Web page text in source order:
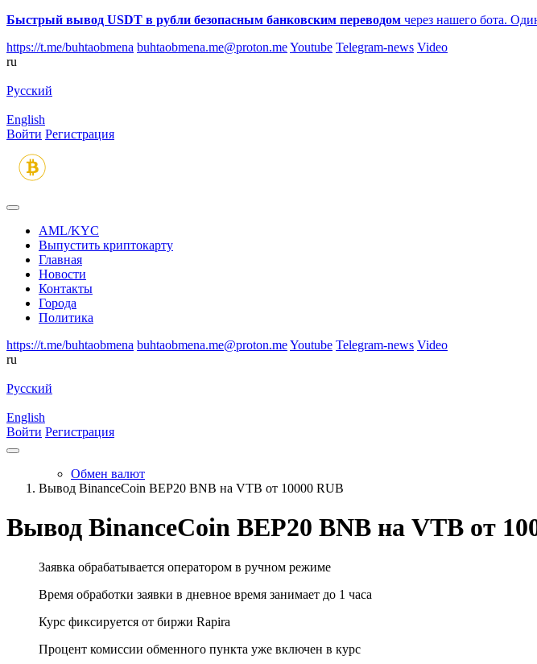
Быстрый вывод USDT в рубли безопасным банковским переводом через нашего бота.
https://t.me/buhtaobmena buhtaobmena.me@proton.meYoutube Telegram-news Video
ru
Русский
English
Войти Регистрация
AML/KYC
Выпустить криптокарту
Главная
Новости
Контакты
Города
Политика
https://t.me/buhtaobmena buhtaobmena.me@proton.meYoutube Telegram-news Video
ru
Русский
English
Войти Регистрация
Обмен валют
Вывод BinanceCoin BEP20 BNB на VTB от 10000 RUB
Вывод BinanceCoin BEP20 BNB на VTB от
Заявка обрабатывается оператором в ручном режиме
Время обработки заявки в дневное время занимает до 1 часа
Курс фиксируется от биржи Rapira
Процент комиссии обменного пункта уже включен в курс